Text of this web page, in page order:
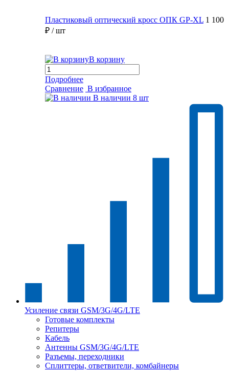
Пластиковый оптический кросс ОПК GP-XL 1 100
₽ / шт
В корзину
Подробнее
Сравнение В избранное
В наличии 8 шт
Усиление связи GSM/3G/4G/LTE
Готовые комплекты
Репитеры
Кабель
Антенны GSM/3G/4G/LTE
Разъемы, переходники
Сплиттеры, ответвители, комбайнеры